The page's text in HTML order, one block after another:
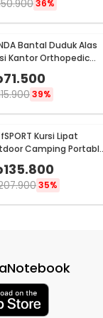
36%
Bantal Duduk Alas
Kantor Orthopedic
71.500
39%
Kursi Lipat
Camping
Folding Chair M -
135.800
35%